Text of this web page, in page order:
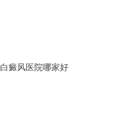
癜风医院哪家好